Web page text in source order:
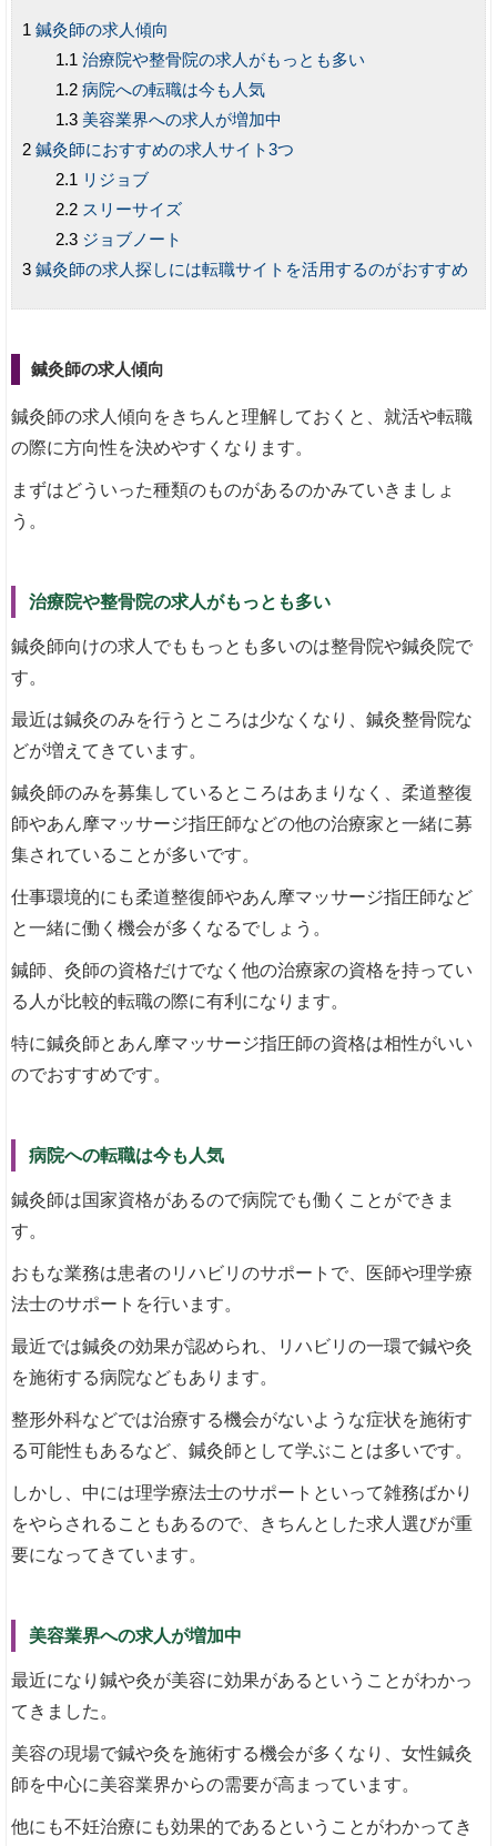
鍼灸師の求人傾向
治療院や整骨院の求人がもっとも多い
病院への転職は今も人気
美容業界への求人が増加中
鍼灸師におすすめの求人サイト3つ
リジョブ
スリーサイズ
ジョブノート
鍼灸師の求人探しには転職サイトを活用するのがおすすめ
鍼灸師の求人傾向
鍼灸師の求人傾向をきちんと理解しておくと、就活や転職
の際に方向性を決めやすくなります。
まずはどういった種類のものがあるのかみていきましょ
う。
治療院や整骨院の求人がもっとも多い
鍼灸師向けの求人でももっとも多いのは整骨院や鍼灸院で
す。
最近は鍼灸のみを行うところは少なくなり、鍼灸整骨院な
どが増えてきています。
鍼灸師のみを募集しているところはあまりなく、柔道整復
師やあん摩マッサージ指圧師などの他の治療家と一緒に募
集されていることが多いです。
仕事環境的にも柔道整復師やあん摩マッサージ指圧師など
と一緒に働く機会が多くなるでしょう。
鍼師、灸師の資格だけでなく他の治療家の資格を持ってい
る人が比較的転職の際に有利になります。
特に鍼灸師とあん摩マッサージ指圧師の資格は相性がいい
のでおすすめです。
病院への転職は今も人気
鍼灸師は国家資格があるので病院でも働くことができま
す。
おもな業務は患者のリハビリのサポートで、医師や理学療
法士のサポートを行います。
最近では鍼灸の効果が認められ、リハビリの一環で鍼や灸
を施術する病院などもあります。
整形外科などでは治療する機会がないような症状を施術す
る可能性もあるなど、鍼灸師として学ぶことは多いです。
しかし、中には理学療法士のサポートといって雑務ばかり
をやらされることもあるので、きちんとした求人選びが重
要になってきています。
美容業界への求人が増加中
最近になり鍼や灸が美容に効果があるということがわかっ
てきました。
美容の現場で鍼や灸を施術する機会が多くなり、女性鍼灸
師を中心に美容業界からの需要が高まっています。
他にも不妊治療にも効果的であるということがわかってき